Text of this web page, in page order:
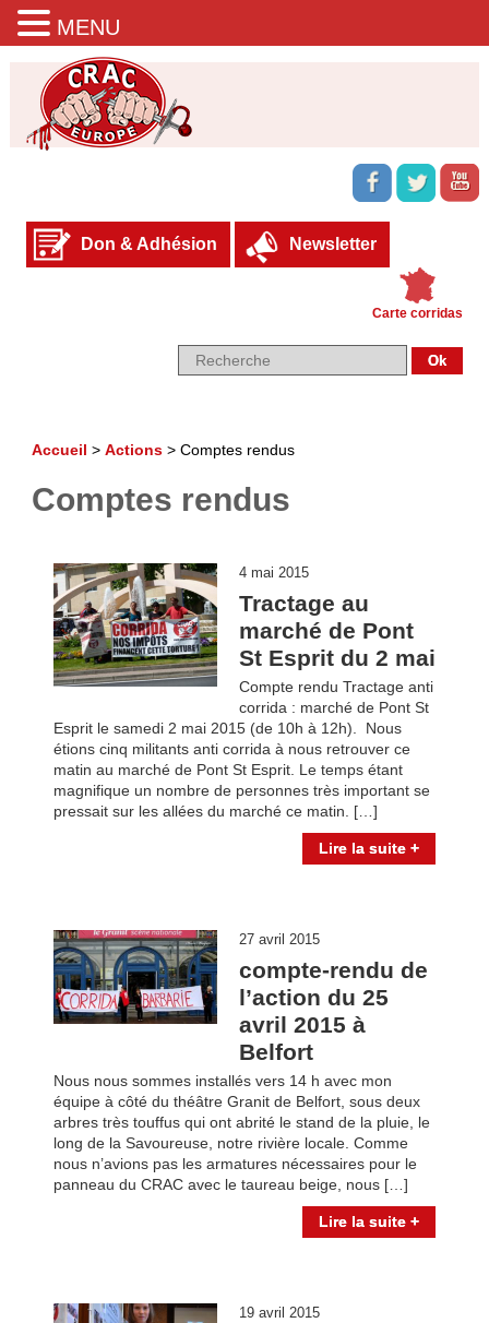
Don & Adhésion Newsletter
Carte corridas
Accueil > Actions> Comptes rendus
Comptes rendus
4 mai 2015
Tractage au
marché de Pont
St Esprit du 2 mai
Compte rendu Tractage anti
corrida : marché de Pont St
Esprit le samedi 2 mai 2015 (de 10h à 12h). Nous
étions cinq militants anti corrida à nous retrouver ce
matin au marché de Pont St Esprit. Le temps étant
magnifique un nombre de personnes très important se
pressait sur les allées du marché ce matin. […]
Lire la suite +
27 avril 2015
compte-rendu de
l’action du 25
avril 2015 à
Belfort
Nous nous sommes installés vers 14 h avec mon
équipe à côté du théâtre Granit de Belfort, sous deux
arbres très touffus qui ont abrité le stand de la pluie, le
long de la Savoureuse, notre rivière locale. Comme
nous n’avions pas les armatures nécessaires pour le
panneau du CRAC avec le taureau beige, nous […]
Lire la suite +
19 avril 2015
MENU